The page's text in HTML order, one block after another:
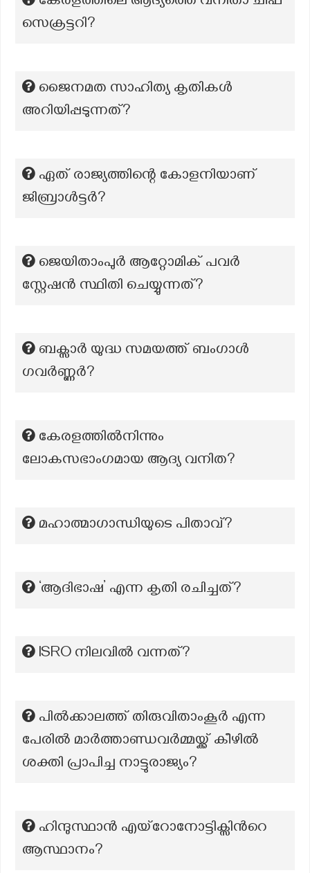
സെക്രട്ടറി?
ജൈനമത സാഹിത്യ കൃതികൾ
അറിയിപ്പടുന്നത്?
ഏത് രാജ്യത്തിന്റെ കോളനിയാണ്
ജിബ്രാൾട്ടർ?
ജെയിതാംപുർ ആറ്റോമിക് പവർ
സ്റ്റേഷൻ സ്ഥിതി ചെയ്യുന്നത്?
ബക്സാർ യുദ്ധ സമയത്ത് ബംഗാൾ
ഗവർണ്ണർ?
കേരളത്തിൽനിന്നും
ലോകസഭാംഗമായ ആദ്യ വനിത?
മഹാത്മാഗാന്ധിയുടെ പിതാവ്?
‘ആദിഭാഷ’ എന്ന കൃതി രചിച്ചത്?
ISRO നിലവില്‍ വന്നത്?
പിൽക്കാലത്ത് തിരുവിതാംകൂർ എന്ന
പേരിൽ മാർത്താണ്ഡവർമ്മയ്ക്ക് കീഴിൽ
ശക്തി പ്രാപിച്ച നാട്ടുരാജ്യം?
ഹിന്ദുസ്ഥാൻ എയ്റോനോട്ടിക്സിന്‍റെ
ആസ്ഥാനം?